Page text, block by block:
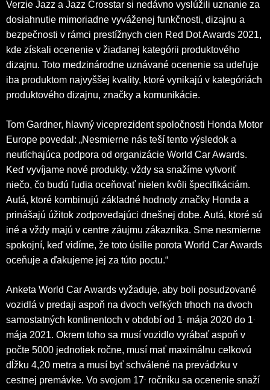
Verzie Jazz a Jazz Crosstar si nedávno vyslúžili uznanie za
dosiahnutie mimoriadne vyváženej funkčnosti, dizajnu a
bezpečnosti v rámci prestížnych cien Red Dot Awards 2021,
kde získali ocenenie v žiadanej kategórii produktového
dizajnu. Toto medzinárodne uznávané ocenenie sa udeľuje
iba produktom najvyššej kvality, ktoré vynikajú v kategóriách
produktového dizajnu, značky a komunikácie.
Tom Gardner, hlavný viceprezident ‎spoločnosti Honda Motor
Europe povedal: „Nesmierne nás teší tento výsledok a
neutíchajúca podpora od organizácie World Car Awards.
Keď vyvíjame nové produkty, vždy sa snažíme vytvoriť
niečo, čo budú ľudia oceňovať nielen kvôli špecifikáciám.
Autá, ktoré kombinujú základné hodnoty značky Honda a
prinášajú úžitok zodpovedajúci dnešnej dobe. Autá, ktoré sú
iné a vždy majú v centre záujmu zákazníka. Sme nesmierne
spokojní, keď vidíme, že toto úsilie porota World Car Awards
oceňuje a ďakujeme jej za túto poctu.“
Anketa World Car Awards vyžaduje, aby boli posudzované
vozidlá v predaji aspoň na dvoch veľkých trhoch na dvoch
samostatných kontinentoch v období od 1. mája 2020 do 1.
mája 2021. Okrem toho sa musí vozidlo vyrábať aspoň v
počte 5000 jednotiek ročne, musí mať maximálnu celkovú
dĺžku 4,20 metra a musí byť schválené na prevádzku v
cestnej premávke. Vo svojom 17. ročníku sa ocenenie snaží